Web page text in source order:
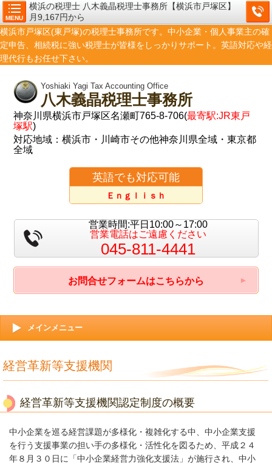
MENU
横浜の税理士 八木義晶税理士事務所【横浜市戸塚区】
月9,167円から
横浜市戸塚区(東戸塚)の税理士事務所です。中小企業・個人事業主の確
定申告、相続税に強い税理士が皆様をしっかりサポート。英語対応や経
理代行もお任せ下さい。
Yoshiaki Yagi Tax Accounting Office
八木義晶税理士事務所
神奈川県横浜市戸塚区名瀬町765-8-706(最寄駅:JR東戸
塚駅)
対応地域：横浜市・川崎市その他神奈川県全域・東京都
全域
英語でも対応可能
Ｅｎｇｌｉｓｈ
営業時間:平日10:00～17:00
営業電話はご遠慮ください
045-811-4441
お問合せフォームはこちらから
メインメニュー
経営革新等支援機関
経営革新等支援機関認定制度の概要
中小企業を巡る経営課題が多様化・複雑化する中、中小企業支援
を行う支援事業の担い手の多様化・活性化を図るため、平成２４
年８月３０日に「中小企業経営力強化支援法」が施行され、中小